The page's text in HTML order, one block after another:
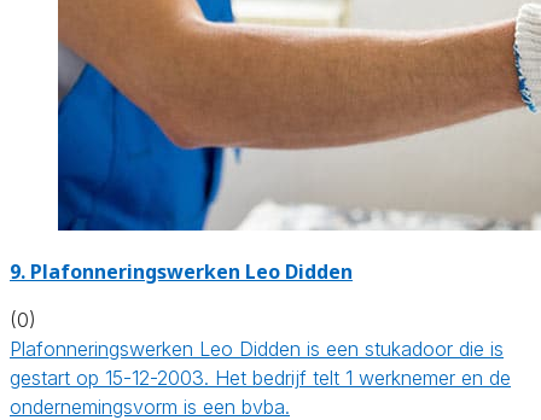
9. Plafonneringswerken Leo Didden
(0)
Plafonneringswerken Leo Didden is een stukadoor die is
gestart op 15-12-2003. Het bedrijf telt 1 werknemer en de
ondernemingsvorm is een bvba.